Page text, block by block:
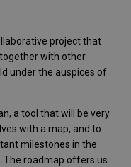
project that
with other
under the auspices of
a tool that will be very
with a map, and to
milestones in the
The roadmap offers us